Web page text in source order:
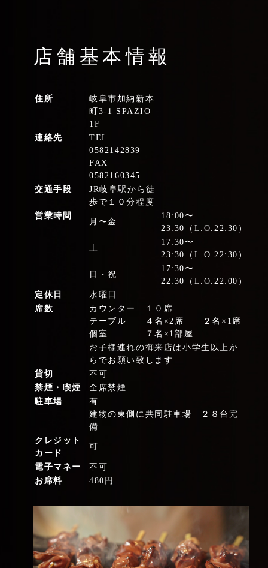
店舗基本情報
住所
岐阜市加納新本
町3-1 SPAZIO
1F
連絡先
TEL
0582142839
FAX
0582160345
交通手段
JR岐阜駅から徒
歩で１０分程度
営業時間
月〜金
18:00〜
23:30（L.O.22:30）
土
17:30〜
23:30（L.O.22:30）
日・祝
17:30〜
22:30（L.O.22:00）
定休日
水曜日
席数
カウンター １０席
テーブル ４名×2席 ２名×1席
個室 ７名×1部屋
お子様連れの御来店は小学生以上か
らでお願い致します
貸切
不可
禁煙・喫煙
全席禁煙
駐車場
有
建物の東側に共同駐車場 ２８台完
備
クレジット
カード
可
電子マネー
不可
お席料
480円